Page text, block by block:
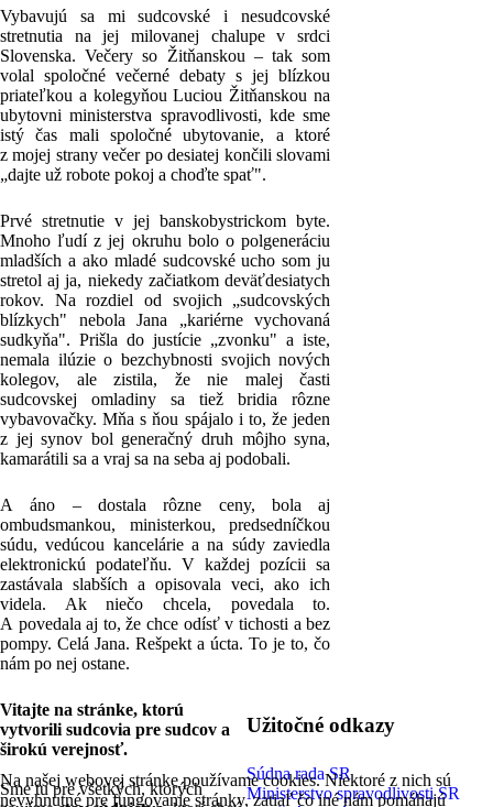
Vybavujú sa mi sudcovské i nesudcovské
stretnutia na jej milovanej chalupe v srdci
Slovenska. Večery so Žitňanskou – tak som
volal spoločné večerné debaty s jej blízkou
priateľkou a kolegyňou Luciou Žitňanskou na
ubytovni ministerstva spravodlivosti, kde sme
istý čas mali spoločné ubytovanie, a ktoré
z mojej strany večer po desiatej končili slovami
„dajte už robote pokoj a choďte spať".
Prvé stretnutie v jej banskobystrickom byte.
Mnoho ľudí z jej okruhu bolo o polgeneráciu
mladších a ako mladé sudcovské ucho som ju
stretol aj ja, niekedy začiatkom deväťdesiatych
rokov. Na rozdiel od svojich „sudcovských
blízkych" nebola Jana „kariérne vychovaná
sudkyňa". Prišla do justície „zvonku" a iste,
nemala ilúzie o bezchybnosti svojich nových
kolegov, ale zistila, že nie malej časti
sudcovskej omladiny sa tiež bridia rôzne
vybavovačky. Mňa s ňou spájalo i to, že jeden
z jej synov bol generačný druh môjho syna,
kamarátili sa a vraj sa na seba aj podobali.
A áno – dostala rôzne ceny, bola aj
ombudsmankou, ministerkou, predsedníčkou
súdu, vedúcou kancelárie a na súdy zaviedla
elektronickú podateľňu. V každej pozícii sa
zastávala slabších a opisovala veci, ako ich
videla. Ak niečo chcela, povedala to.
A povedala aj to, že chce odísť v tichosti a bez
pompy. Celá Jana. Rešpekt a úcta. To je to, čo
nám po nej ostane.
Vitajte na stránke, ktorú
vytvorili sudcovia pre sudcov a
širokú verejnosť.
Sme tu pre všetkých, ktorých
Užitočné odkazy
Súdna rada SR
Ministerstvo spravodlivosti SR
Na našej webovej stránke používame cookies. Niektoré z nich sú
nevyhnutné pre fungovanie stránky, zatiaľ čo iné nám pomáhajú